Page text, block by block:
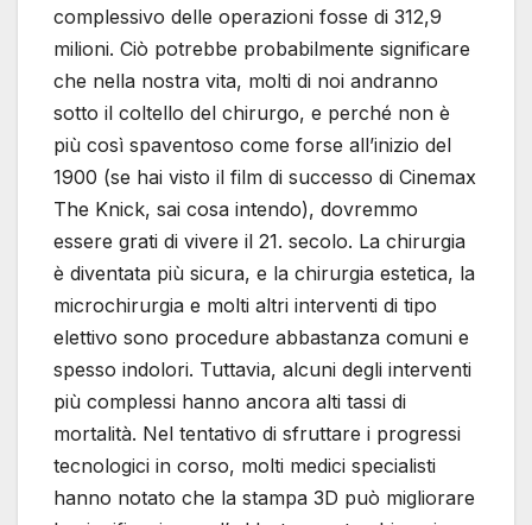
complessivo delle operazioni fosse di 312,9
milioni. Ciò potrebbe probabilmente significare
che nella nostra vita, molti di noi andranno
sotto il coltello del chirurgo, e perché non è
più così spaventoso come forse all’inizio del
1900 (se hai visto il film di successo di Cinemax
The Knick, sai cosa intendo), dovremmo
essere grati di vivere il 21. secolo. La chirurgia
è diventata più sicura, e la chirurgia estetica, la
microchirurgia e molti altri interventi di tipo
elettivo sono procedure abbastanza comuni e
spesso indolori. Tuttavia, alcuni degli interventi
più complessi hanno ancora alti tassi di
mortalità. Nel tentativo di sfruttare i progressi
tecnologici in corso, molti medici specialisti
hanno notato che la stampa 3D può migliorare